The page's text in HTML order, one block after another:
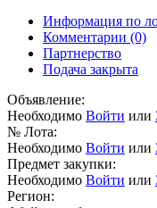
Информация по
Комментарии (0)
Партнерство
Подача закрыта
Объявление:
Необходимо Войти или
№ Лота:
Необходимо Войти или
Предмет закупки:
Необходимо Войти или
Регион: